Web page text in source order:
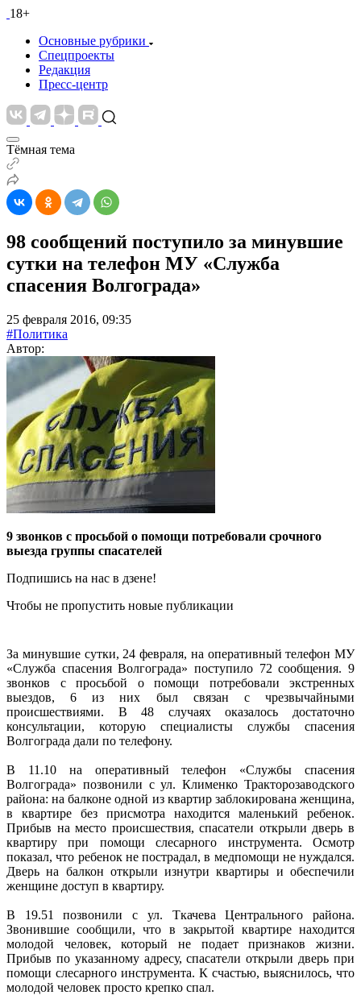
18+
Основные рубрики
Спецпроекты
Редакция
Пресс-центр
Тёмная тема
98 сообщений поступило за минувшие
сутки на телефон МУ «Служба
спасения Волгограда»
25 февраля 2016, 09:35
#Политика
Автор:
9 звонков с просьбой о помощи потребовали срочного
выезда группы спасателей
Подпишись на нас в дзене!
Чтобы не пропустить новые публикации
За минувшие сутки, 24 февраля, на оперативный телефон МУ
«Служба спасения Волгограда» поступило 72 сообщения. 9
звонков с просьбой о помощи потребовали экстренных
выездов, 6 из них был связан с чрезвычайными
происшествиями. В 48 случаях оказалось достаточно
консультации, которую специалисты службы спасения
Волгограда дали по телефону.
В 11.10 на оперативный телефон «Службы спасения
Волгограда» позвонили с ул. Клименко Тракторозаводского
района: на балконе одной из квартир заблокирована женщина,
в квартире без присмотра находится маленький ребенок.
Прибыв на место происшествия, спасатели открыли дверь в
квартиру при помощи слесарного инструмента. Осмотр
показал, что ребенок не пострадал, в медпомощи не нуждался.
Дверь на балкон открыли изнутри квартиры и обеспечили
женщине доступ в квартиру.
В 19.51 позвонили с ул. Ткачева Центрального района.
Звонившие сообщили, что в закрытой квартире находится
молодой человек, который не подает признаков жизни.
Прибыв по указанному адресу, спасатели открыли дверь при
помощи слесарного инструмента. К счастью, выяснилось, что
молодой человек просто крепко спал.